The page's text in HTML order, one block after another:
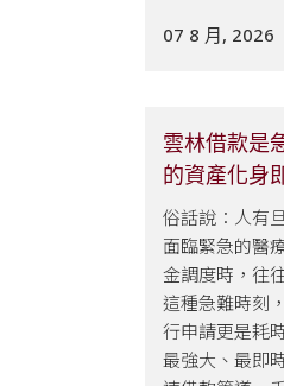
07 8 月, 2026
雲林借款是
的資產化身
俗話說：人有
面臨緊急的醫
金調度時，往
這種急難時刻
行申請更是耗
最強大、最即